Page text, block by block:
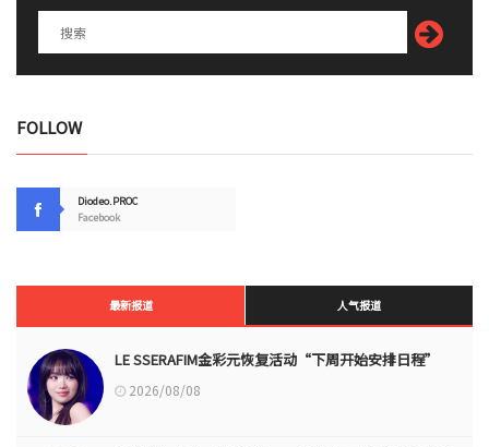
FOLLOW
Diodeo.PROC
Facebook
最新报道 人气报道
LE SSERAFIM金彩元恢复活动“下周开始安排日程”
2026/08/08